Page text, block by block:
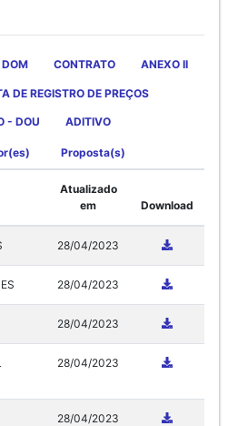
CONTRATO ANEXO II
DE REGISTRO DE PREÇOS
- DOU ADITIVO
Proposta(s)
Atualizado
em
Download
28/04/2023
28/04/2023
28/04/2023
28/04/2023
28/04/2023